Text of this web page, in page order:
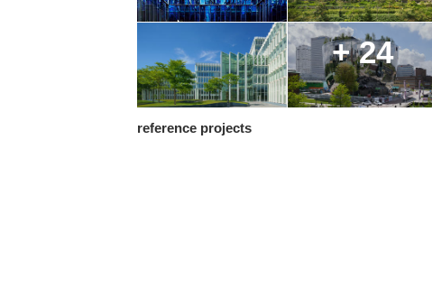
+ 24
reference projects